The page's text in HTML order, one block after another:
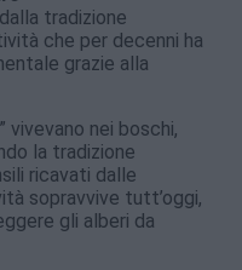
tradizione
che per decenni ha
grazie alla
vivevano nei boschi,
la tradizione
ricavati dalle
sopravvive tutt’oggi,
gli alberi da